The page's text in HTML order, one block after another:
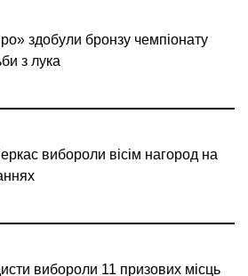
здобули бронзу чемпіонату
з лука
вибороли вісім нагород на
вибороли 11 призових місць